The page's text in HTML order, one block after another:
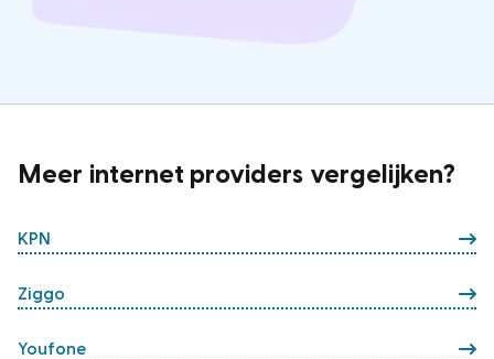
Meer internet providers vergelijken?
KPN
Ziggo
Youfone